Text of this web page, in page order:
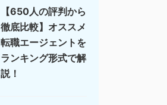
【650人の評判から
徹底比較】オススメ
転職エージェントを
ランキング形式で解
説！